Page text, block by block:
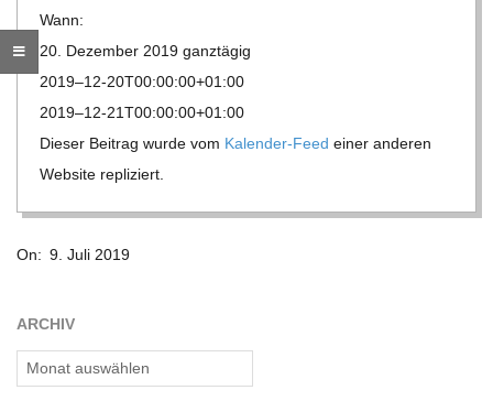
G
O
L
D
S
C
Wann:
20. Dezem­ber 2019 ganz­tä­gig
2019–12-20T00:00:00+01:00
2019–12-21T00:00:00+01:00
Die­ser Bei­trag wurde vom Kalen­der-Feed einer ande­ren
Web­site repliziert.
07-
On: 9. Juli 2019
ARCHIV
Archiv